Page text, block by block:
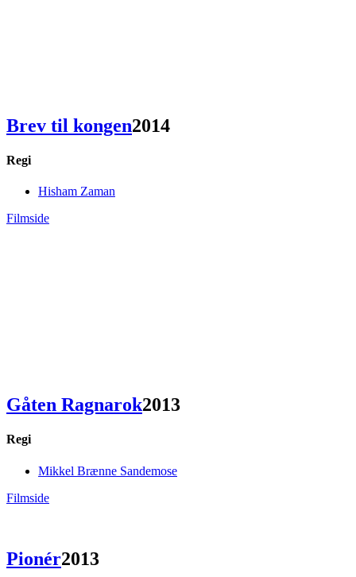
Brev til kongen2014
Regi
Hisham Zaman
Filmside
Gåten Ragnarok2013
Regi
Mikkel Brænne Sandemose
Filmside
Pionér2013